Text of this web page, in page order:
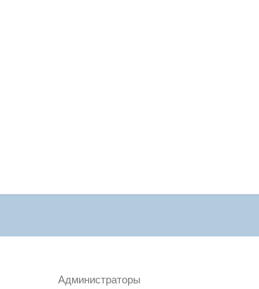
Администраторы